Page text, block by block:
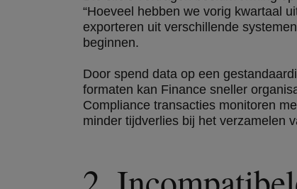
“Hoeveel hebben we vorig kwartaal
exporteren uit verschillende
beginnen.
Door spend data op een
formaten kan Finance sneller
Compliance transacties monitoren
minder tijdverlies bij het verzamelen